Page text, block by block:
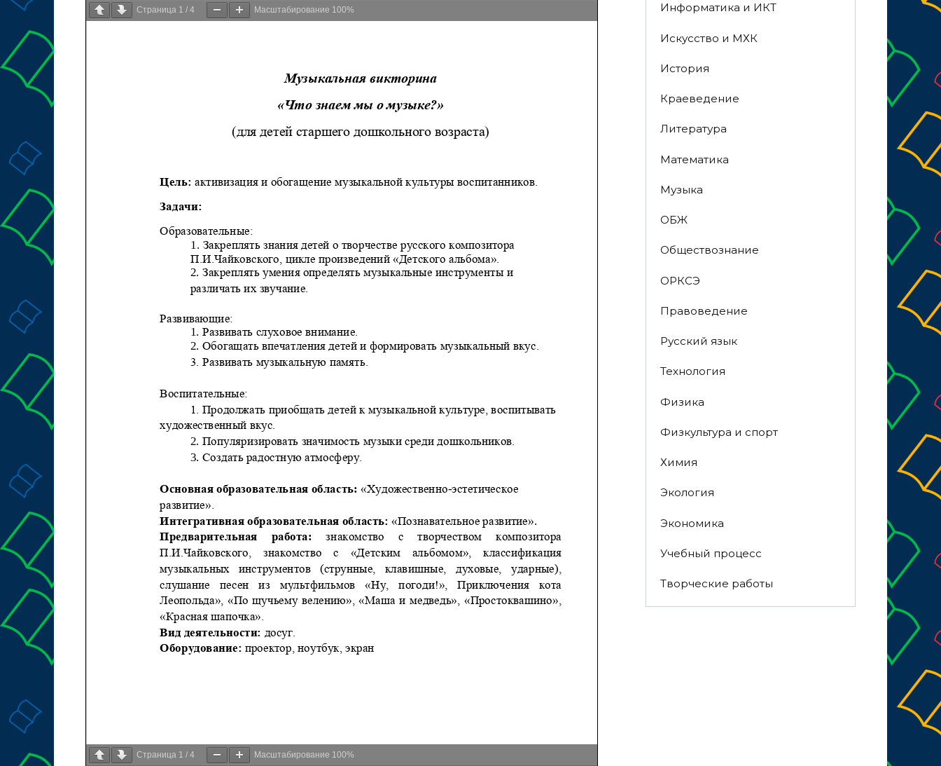
Страница 1 / 4 Масштабирование 100%
Страница 1 / 4 Масштабирование 100%
Информатика и ИКТ
Искусство и МХК
История
Краеведение
Литература
Математика
Музыка
ОБЖ
Обществознание
ОРКСЭ
Правоведение
Русский язык
Технология
Физика
Физкультура и спорт
Химия
Экология
Экономика
Учебный процесс
Творческие работы